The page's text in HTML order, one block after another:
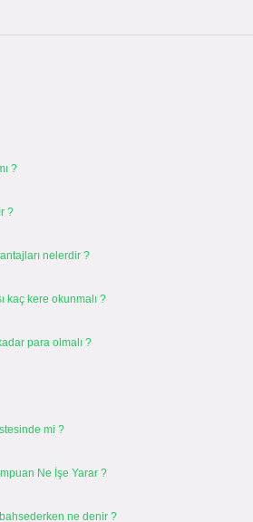
?
?
nelerdir ?
kaç kere okunmalı ?
para olmalı ?
mi ?
Ne İşe Yarar ?
ne denir ?